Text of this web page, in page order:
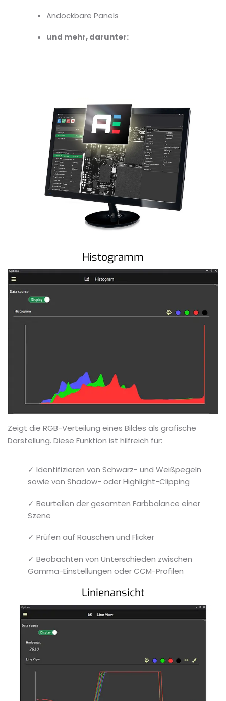
Andockbare Panels
und mehr, darunter:
Histogramm
Zeigt die RGB-Verteilung eines Bildes als grafische
Darstellung. Diese Funktion ist hilfreich für:
✓ Identifizieren von Schwarz- und Weißpegeln
sowie von Shadow- oder Highlight-Clipping
✓ Beurteilen der gesamten Farbbalance einer
Szene
✓ Prüfen auf Rauschen und Flicker
✓ Beobachten von Unterschieden zwischen
Gamma-Einstellungen oder CCM-Profilen
Linienansicht